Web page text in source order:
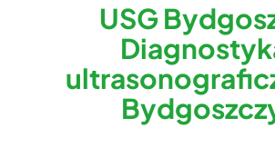
USG